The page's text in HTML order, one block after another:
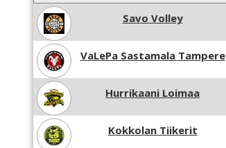
Savo Volley
VaLePa Sastamala Tampere
Hurrikaani Loimaa
Kokkolan Tiikerit